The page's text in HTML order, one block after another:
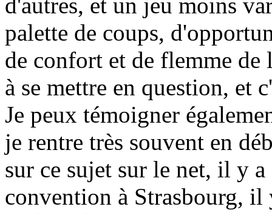
palette de coups,
de confort et de flemme
à se mettre en question, et
Je peux témoigner
je rentre très souvent en
sur ce sujet sur le net, il y
convention à Strasbourg,